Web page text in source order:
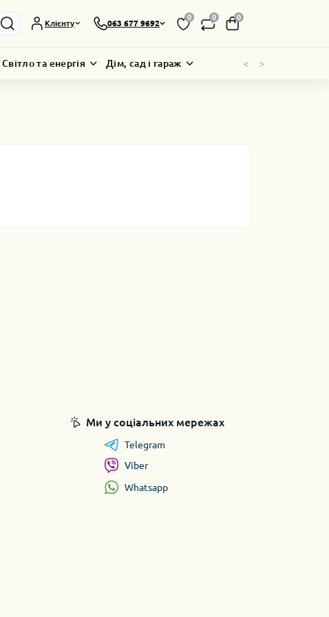
Клієнту 063 677 9692
0 0 0
Світло та енергія Дім, сад і гараж < >
Ми у соціальних мережах
Telegram
Viber
Whatsapp